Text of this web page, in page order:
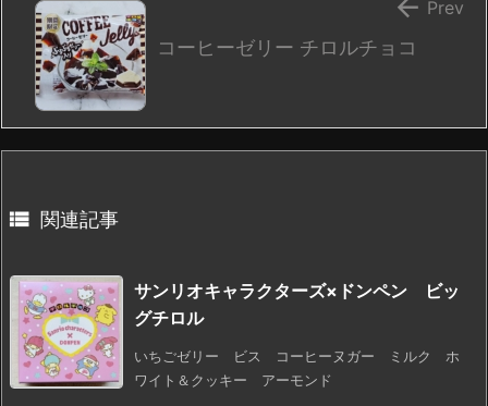
コーヒーゼリー チロルチョコ
 Prev
 関連記事
サンリオキャラクターズ×ドンペン ビッ
グチロル
いちごゼリー ビス コーヒーヌガー ミルク ホ
ワイト＆クッキー アーモンド